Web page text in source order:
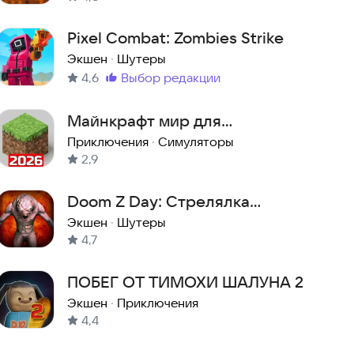
Pixel Combat: Zombies Strike
Экшен · Шутеры
4,6
Метка:
выбор редакции
Майнкрафт мир для
Выживания
Приключения · Симуляторы
2,9
Doom Z Day: Стрелялка
Жуткий Экшн Хоррор Дум
Шутер
Экшен · Шутеры
4,7
ПОБЕГ ОТ ТИМОХИ ШАЛУНА 2
Экшен · Приключения
4,4